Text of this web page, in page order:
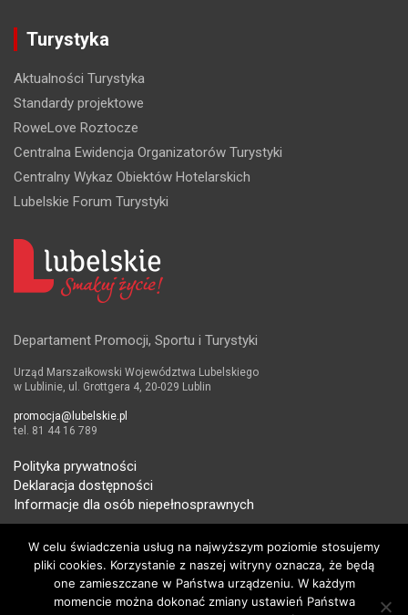
h Turystyka
Aktualności Turystyka
Standardy projektowe
RoweLove Roztocze
Centralna Ewidencja Organizatorów Turystyki
Centralny Wykaz Obiektów Hotelarskich
Lubelskie Forum Turystyki
Departament Promocji, Sportu i Turystyki
Urząd Marszałkowski Województwa Lubelskiego
w Lublinie, ul. Grottgera 4, 20-029 Lublin
promocja@lubelskie.pl
tel. 81 44 16 789
Polityka prywatności
Deklaracja dostępności
Informacje dla osób niepełnosprawnych
W celu świadczenia usług na najwyższym poziomie stosujemy
pliki cookies. Korzystanie z naszej witryny oznacza, że będą
one zamieszczane w Państwa urządzeniu. W każdym
momencie można dokonać zmiany ustawień Państwa